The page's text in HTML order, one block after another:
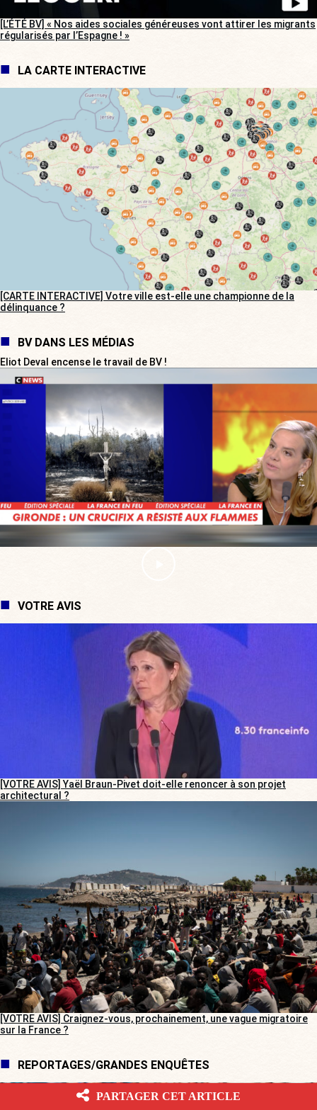
[L’ÉTÉ BV] « Nos aides sociales généreuses vont attirer les migrants
régularisés par l’Espagne ! »
LA CARTE INTERACTIVE
[CARTE INTERACTIVE] Votre ville est-elle une championne de la
délinquance ?
BV DANS LES MÉDIAS
Eliot Deval encense le travail de BV !
VOTRE AVIS
[VOTRE AVIS] Yaël Braun-Pivet doit-elle renoncer à son projet
architectural ?
[VOTRE AVIS] Craignez-vous, prochainement, une vague migratoire
sur la France ?
REPORTAGES/GRANDES ENQUÊTES
PARTAGER CET ARTICLE